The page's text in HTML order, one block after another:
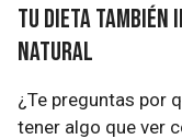
Tu dieta
natural
¿Te preguntas por
tener algo que ver